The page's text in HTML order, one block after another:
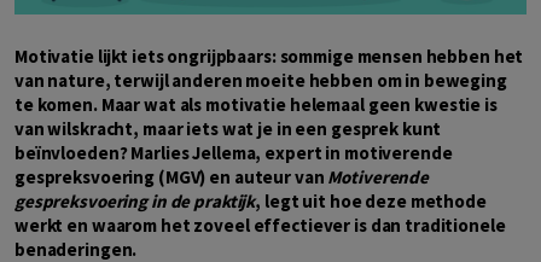
Motivatie lijkt iets ongrijpbaars: sommige mensen hebben het
van nature, terwijl anderen moeite hebben om in beweging
te komen. Maar wat als motivatie helemaal geen kwestie is
van wilskracht, maar iets wat je in een gesprek kunt
beïnvloeden? Marlies Jellema, expert in motiverende
gespreksvoering (MGV) en auteur van Motiverende
gespreksvoering in de praktijk, legt uit hoe deze methode
werkt en waarom het zoveel effectiever is dan traditionele
benaderingen.